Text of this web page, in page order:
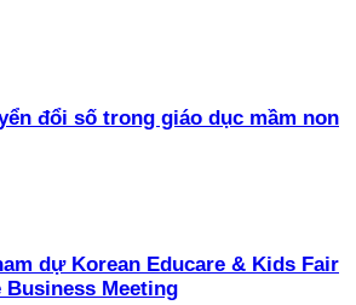
đổi số trong giáo dục mầm non
dự Korean Educare & Kids Fair
Business Meeting